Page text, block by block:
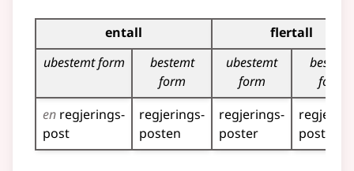
Bøyingstabell for dette substantivet
entall
flertall
ubestemt form
bestemt
form
ubestemt
form
bestemt
form
en regjerings­
post
regjerings­
posten
regjerings­
poster
postene